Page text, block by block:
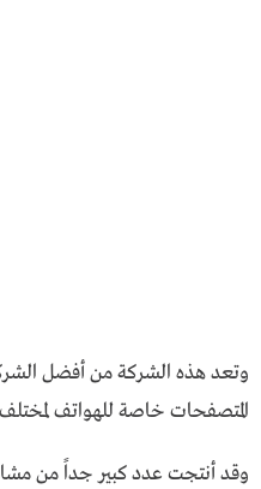
وتعد هذه الشركة من أفضل
المتصفحات خاصة للهواتف
وقد أنتجت عدد كبير جداً من